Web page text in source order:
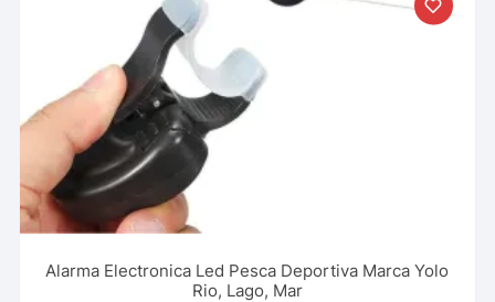
Alarma Electronica Led Pesca Deportiva Marca Yolo
Rio, Lago, Mar